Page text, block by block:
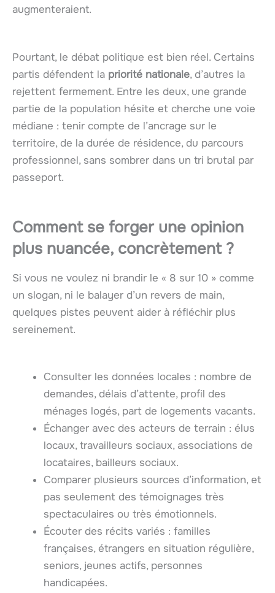
augmenteraient.
Pourtant, le débat politique est bien réel. Certains
partis défendent la priorité nationale, d’autres la
rejettent fermement. Entre les deux, une grande
partie de la population hésite et cherche une voie
médiane : tenir compte de l’ancrage sur le
territoire, de la durée de résidence, du parcours
professionnel, sans sombrer dans un tri brutal par
passeport.
Comment se forger une opinion
plus nuancée, concrètement ?
Si vous ne voulez ni brandir le « 8 sur 10 » comme
un slogan, ni le balayer d’un revers de main,
quelques pistes peuvent aider à réfléchir plus
sereinement.
Consulter les données locales : nombre de
demandes, délais d’attente, profil des
ménages logés, part de logements vacants.
Échanger avec des acteurs de terrain : élus
locaux, travailleurs sociaux, associations de
locataires, bailleurs sociaux.
Comparer plusieurs sources d’information, et
pas seulement des témoignages très
spectaculaires ou très émotionnels.
Écouter des récits variés : familles
françaises, étrangers en situation régulière,
seniors, jeunes actifs, personnes
handicapées.